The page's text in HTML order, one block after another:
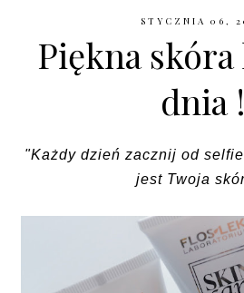
STYCZNIA 06,
Piękna skóra
dnia !
"Każdy dzień zacznij od
jest Twoja